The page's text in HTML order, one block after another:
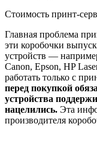
Стоимость принт-
Главная проблема
эти коробочки
устройств —
Canon, Epson, HP
работать только с
перед покупкой
устройства
нацелились. Эта
производителя